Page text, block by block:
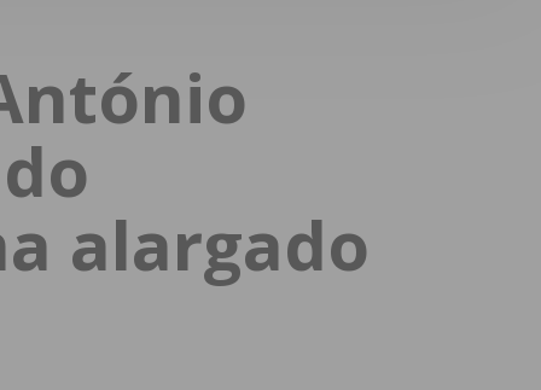
INICIAR SESSÃO
alargado